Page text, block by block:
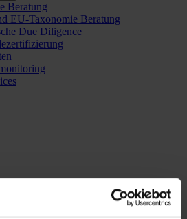
Beratung
EU-Taxonomie Beratung
Due Diligence